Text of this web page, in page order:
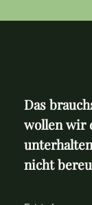
Das
wollen wir
nicht